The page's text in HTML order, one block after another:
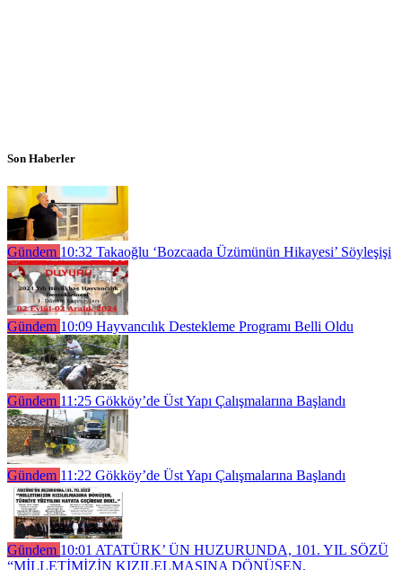
Son Haberler
Gündem 10:32 Takaoğlu ‘Bozcaada Üzümünün Hikayesi’ Söyleşişi
Gündem 10:09 Hayvancılık Destekleme Programı Belli Oldu
Gündem 11:25 Gökköy’de Üst Yapı Çalışmalarına Başlandı
Gündem 11:22 Gökköy’de Üst Yapı Çalışmalarına Başlandı
Gündem 10:01 ATATÜRK’ ÜN HUZURUNDA, 101. YIL SÖZÜ
“MİLLETİMİZİN KIZILELMASINA DÖNÜŞEN,